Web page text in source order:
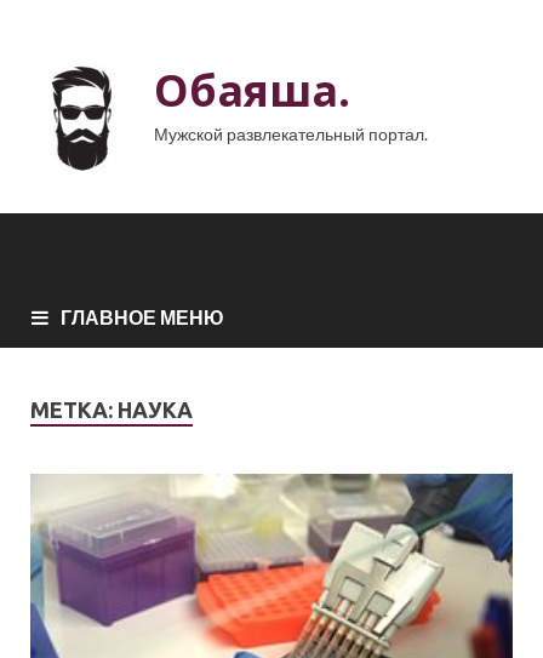
Обаяша.
Мужской развлекательный портал.
ГЛАВНОЕ МЕНЮ
МЕТКА: НАУКА